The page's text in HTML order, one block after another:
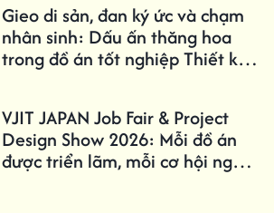
Gieo di sản, đan ký ức và chạm
nhân sinh: Dấu ấn thăng hoa
trong đồ án tốt nghiệp Thiết kế
VJIT JAPAN Job Fair & Project
Design Show 2026: Mỗi đồ án
được triển lãm, mỗi cơ hội nghề